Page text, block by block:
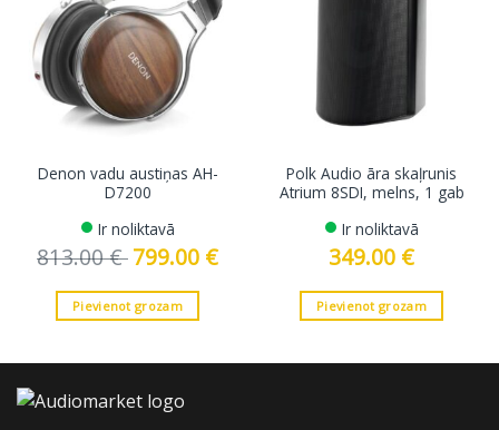
Denon vadu austiņas AH-
D7200
Ir noliktavā
813.00€ Original
price
813.00 €.
799.00 €Current
price
Pievienot grozam
Polk Audio āra skaļrunis
Atrium 8SDI, melns, 1 gab
Ir noliktavā
349.00 €
Pievienot grozam